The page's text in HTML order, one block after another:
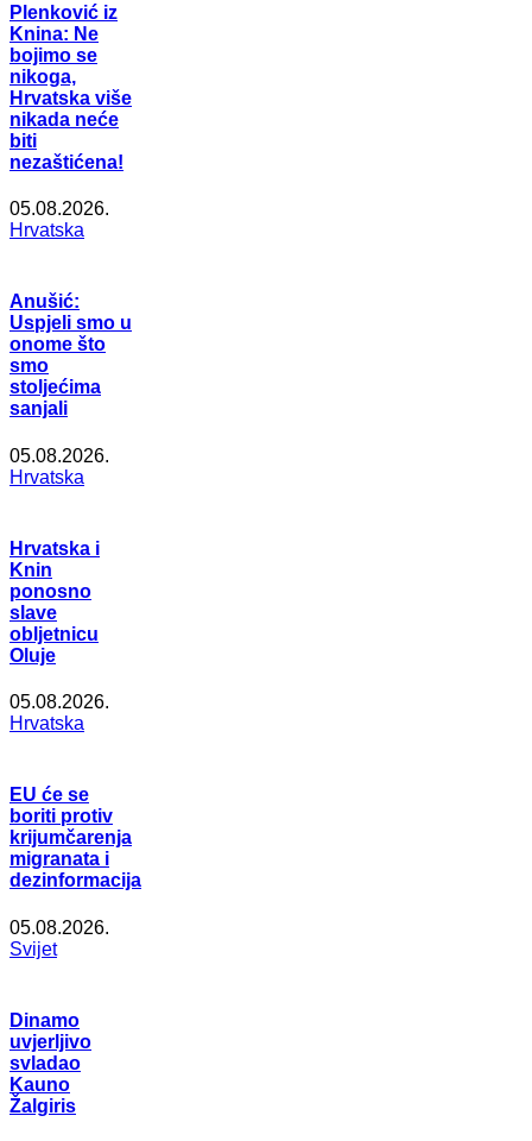
Plenković iz
Knina: Ne
bojimo se
nikoga,
Hrvatska više
nikada neće
biti
nezaštićena!
05.08.2026.
Hrvatska
Anušić:
Uspjeli smo u
onome što
smo
stoljećima
sanjali
05.08.2026.
Hrvatska
Hrvatska i
Knin
ponosno
slave
obljetnicu
Oluje
05.08.2026.
Hrvatska
EU će se
boriti protiv
krijumčarenja
migranata i
dezinformacija
05.08.2026.
Svijet
Dinamo
uvjerljivo
svladao
Kauno
Žalgiris